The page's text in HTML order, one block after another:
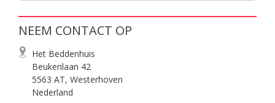
NEEM CONTACT OP
Het Beddenhuis
Beukenlaan 42
5563 AT, Westerhoven
Nederland